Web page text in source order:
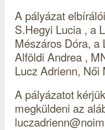
A pályázat
S.Hegyi Lucia , a
Mészáros Dóra, a
Alföldi Andrea ,
Lucz Adrienn, Női
A pályázatot
megküldeni az